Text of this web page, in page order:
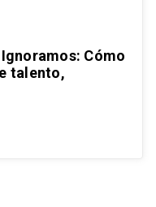
Cómo
talento,